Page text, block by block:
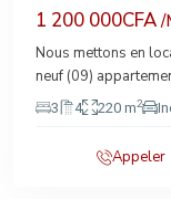
1 200 000CFA/
Nous mettons en
neuf (09)
3 4 220 m2
Appeler